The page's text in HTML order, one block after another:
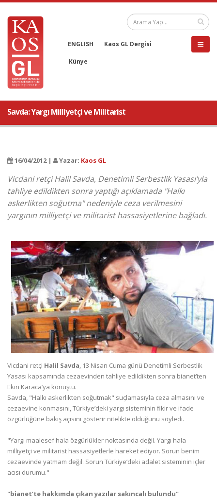
ENGLISH Kaos GL Dergisi
Künye
Savda: Yargı Milliyetçi ve Militarist
16/04/2012 | Yazar: Kaos GL
Vicdani retçi Halil Savda, Denetimli Serbestlik Yasası’yla
tahliye edildikten sonra yaptığı açıklamada "Halkı
askerlikten soğutma" nedeniyle ceza verilmesini
yargının milliyetçi ve militarist hassasiyetlerine bağladı.
Vicdani retçi Halil Savda, 13 Nisan Cuma günü Denetimli Serbestlik
Yasası kapsamında cezaevinden tahliye edildikten sonra bianet’ten
Ekin Karaca’ya konuştu.
Savda, "Halkı askerlikten soğutmak" suçlamasıyla ceza almasını ve
cezaevine konmasını, Türkiye’deki yargı sisteminin fikir ve ifade
özgürlüğüne bakış açısını gösterir nitelikte olduğunu söyledi.
"Yargı maalesef hala özgürlükler noktasında değil. Yargı hala
milliyetçi ve militarist hassasiyetlerle hareket ediyor. Sorun benim
cezaevinde yatmam değil. Sorun Türkiye’deki adalet sisteminin içler
acısı durumu."
"bianet’te hakkımda çıkan yazılar sakıncalı bulundu"